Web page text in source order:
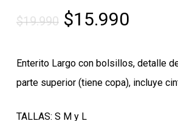
$19.990 El
original
era:
$19.990.
$15.990El
actual
es:
Enterito Largo con bolsillos, detalle
parte superior (tiene copa), incluye
TALLAS: S M y L